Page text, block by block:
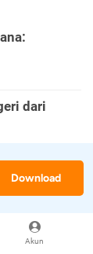
Akun
dari
Baik
Download